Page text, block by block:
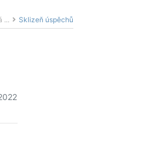
... Sklizeň úspěchů